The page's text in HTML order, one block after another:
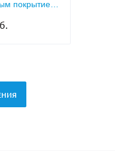
и ковкой